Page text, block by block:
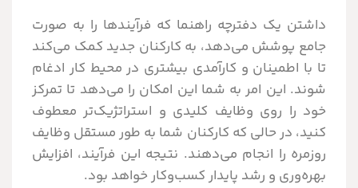
داشتن یک دفترچه راهنما که فرآیندها را به صورت
جامع پوشش می‌دهد، به کارکنان جدید کمک می‌کند
تا با اطمینان و کارآمدی بیشتری در محیط کار ادغام
شوند. این امر به شما این امکان را می‌دهد تا تمرکز
خود را روی وظایف کلیدی و استراتژیک‌تر معطوف
کنید، در حالی که کارکنان شما به طور مستقل وظایف
روزمره را انجام می‌دهند. نتیجه این فرآیند، افزایش
بهره‌وری و رشد پایدار کسب‌وکار خواهد بود.